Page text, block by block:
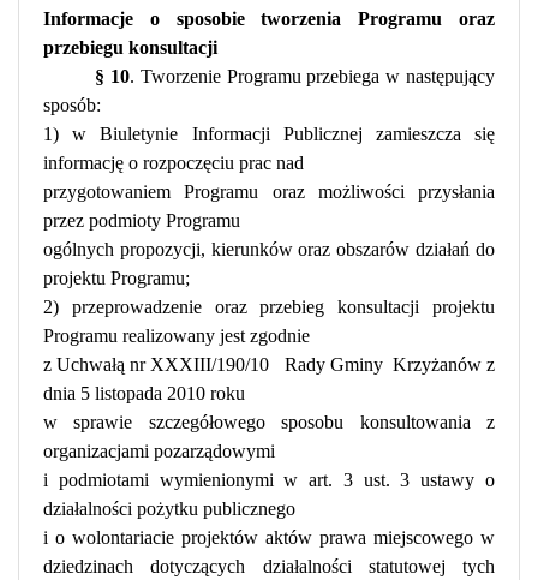
Informacje o sposobie tworzenia Programu oraz
przebiegu konsultacji
§ 10. Tworzenie Programu przebiega w następujący
sposób:
1) w Biuletynie Informacji Publicznej zamieszcza się
informację o rozpoczęciu prac nad
przygotowaniem Programu oraz możliwości przysłania
przez podmioty Programu
ogólnych propozycji, kierunków oraz obszarów działań do
projektu Programu;
2) przeprowadzenie oraz przebieg konsultacji projektu
Programu realizowany jest zgodnie
z Uchwałą nr XXXIII/190/10
Rady Gminy Krzyżanów z
dnia 5 listopada 2010 roku
w sprawie szczegółowego sposobu konsultowania z
organizacjami pozarządowymi
i podmiotami wymienionymi w art. 3 ust. 3 ustawy o
działalności pożytku publicznego
i o wolontariacie projektów aktów prawa miejscowego w
dziedzinach dotyczących działalności statutowej tych